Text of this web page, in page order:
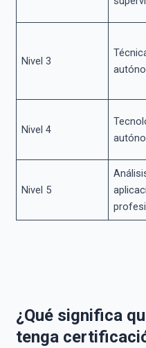
Nivel 3
Nivel 4
Nivel 5
¿Qué significa
tenga